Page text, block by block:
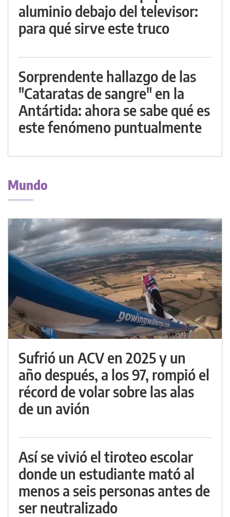
aluminio debajo del televisor:
para qué sirve este truco
Sorprendente hallazgo de las
"Cataratas de sangre" en la
Antártida: ahora se sabe qué es
este fenómeno puntualmente
Mundo
Sufrió un ACV en 2025 y un
año después, a los 97, rompió el
récord de volar sobre las alas
de un avión
Así se vivió el tiroteo escolar
donde un estudiante mató al
menos a seis personas antes de
ser neutralizado